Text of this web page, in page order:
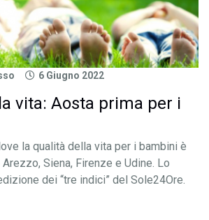
6 Giugno 2022
vita: Aosta prima per i
la qualità della vita per i bambini è
Siena, Firenze e Udine. Lo
dei “tre indici” del Sole24Ore.